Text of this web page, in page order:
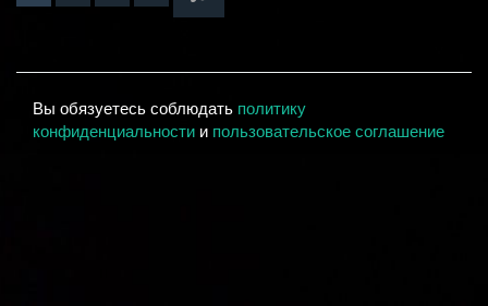
Вы обязуетесь соблюдать политику
конфиденциальности и пользовательское соглашение